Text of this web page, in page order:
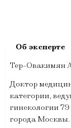
Тер-Овакимян
Доктор
категории,
гинекологии
города Москвы.